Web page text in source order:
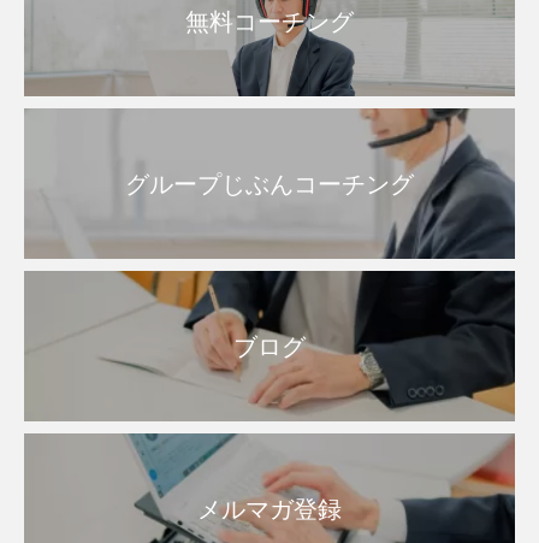
無料コーチング
グループじぶんコーチング
ブログ
メルマガ登録